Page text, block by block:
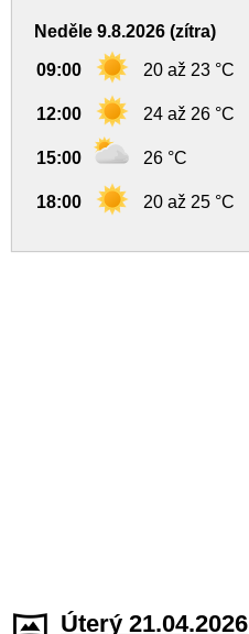
Neděle 9.8.2026 (zítra)
09:00 20 až 23 °C
12:00 24 až 26 °C
15:00 26 °C
18:00 20 až 25 °C
Úterý 21.04.2026